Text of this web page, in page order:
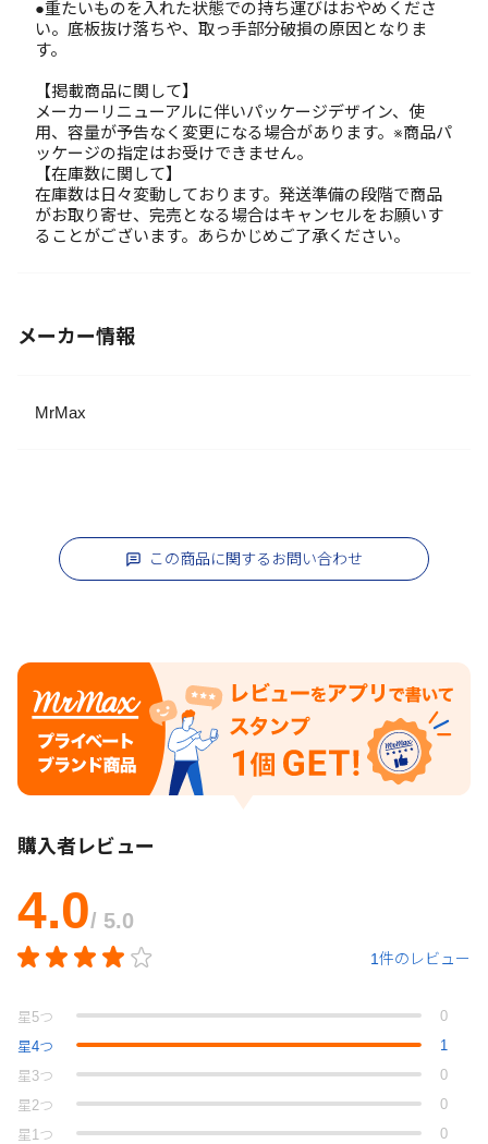
●重たいものを入れた状態での持ち運びはおやめくださ
い。底板抜け落ちや、取っ手部分破損の原因となりま
す。
【掲載商品に関して】
メーカーリニューアルに伴いパッケージデザイン、使
用、容量が予告なく変更になる場合があります。※商品パ
ッケージの指定はお受けできません。
【在庫数に関して】
在庫数は日々変動しております。発送準備の段階で商品
がお取り寄せ、完売となる場合はキャンセルをお願いす
ることがございます。あらかじめご了承ください。
メーカー情報
MrMax
この商品に関するお問い合わせ
購入者レビュー
4.0/ 5.0
1件のレビュー
星 5つ
0
星4つ
1
星 3つ
0
星 2つ
0
星 1 つ 0